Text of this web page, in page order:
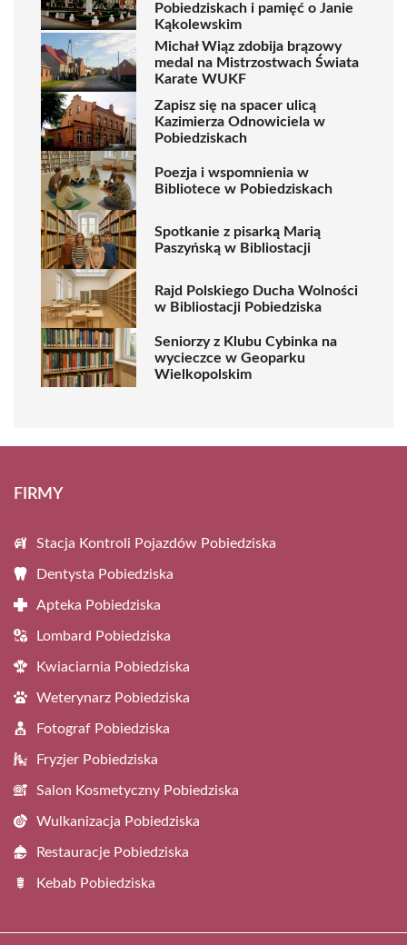
Pobiedziskach i pamięć o Janie
Kąkolewskim
Michał Wiąz zdobija brązowy
medal na Mistrzostwach Świata
Karate WUKF
Zapisz się na spacer ulicą
Kazimierza Odnowiciela w
Pobiedziskach
Poezja i wspomnienia w
Bibliotece w Pobiedziskach
Spotkanie z pisarką Marią
Paszyńską w Bibliostacji
Rajd Polskiego Ducha Wolności
w Bibliostacji Pobiedziska
Seniorzy z Klubu Cybinka na
wycieczce w Geoparku
Wielkopolskim
FIRMY
Stacja Kontroli Pojazdów Pobiedziska
Dentysta Pobiedziska
Apteka Pobiedziska
Lombard Pobiedziska
Kwiaciarnia Pobiedziska
Weterynarz Pobiedziska
Fotograf Pobiedziska
Fryzjer Pobiedziska
Salon Kosmetyczny Pobiedziska
Wulkanizacja Pobiedziska
Restauracje Pobiedziska
Kebab Pobiedziska